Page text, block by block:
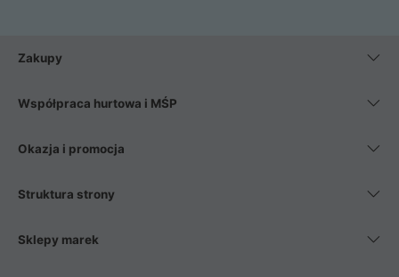
Zakupy
Współpraca hurtowa i MŚP
Okazja i promocja
Struktura strony
Sklepy marek